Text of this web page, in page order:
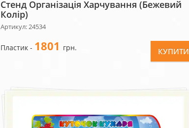
Стенд Організація Харчування (бежевий
Колір)
Артикул: 24534
Пластик - 1801 грн. КУПИТИ